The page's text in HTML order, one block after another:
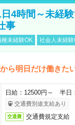
日4時間～未経
事
種未経験OK 社会人未経験
ら明日だけ働きた
日給：12500円～ 半日
交通費別途支給あり
交通費 交通費規定支給